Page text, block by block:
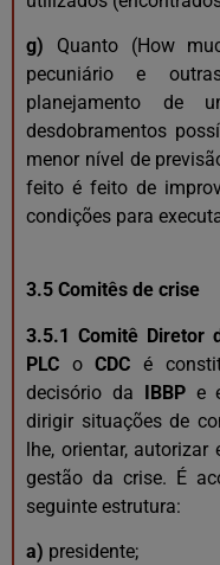
g) Quanto (How
pecuniário e
planejamento de
desdobramentos
menor nível de
feito é feito de
condições para
3.5 Comitês de crise
3.5.1 Comitê Diretor
PLC oCDC é
decisório da IBBPe
dirigir situações de
lhe, orientar,
gestão da crise. É
seguinte estrutura:
a) presidente;